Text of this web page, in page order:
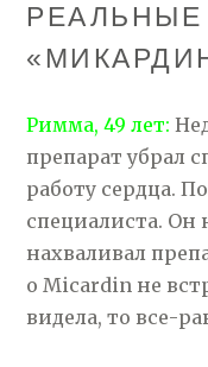
Римма, 49 лет:
препарат убрал
работу сердца.
специалиста. Он
нахваливал
о Micardin не
видела, то все-